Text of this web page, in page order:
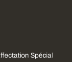
Spécial